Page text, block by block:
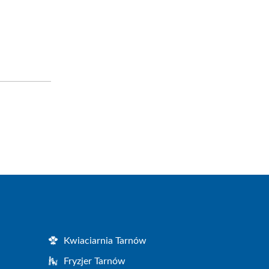
Kwiaciarnia Tarnów
Fryzjer Tarnów